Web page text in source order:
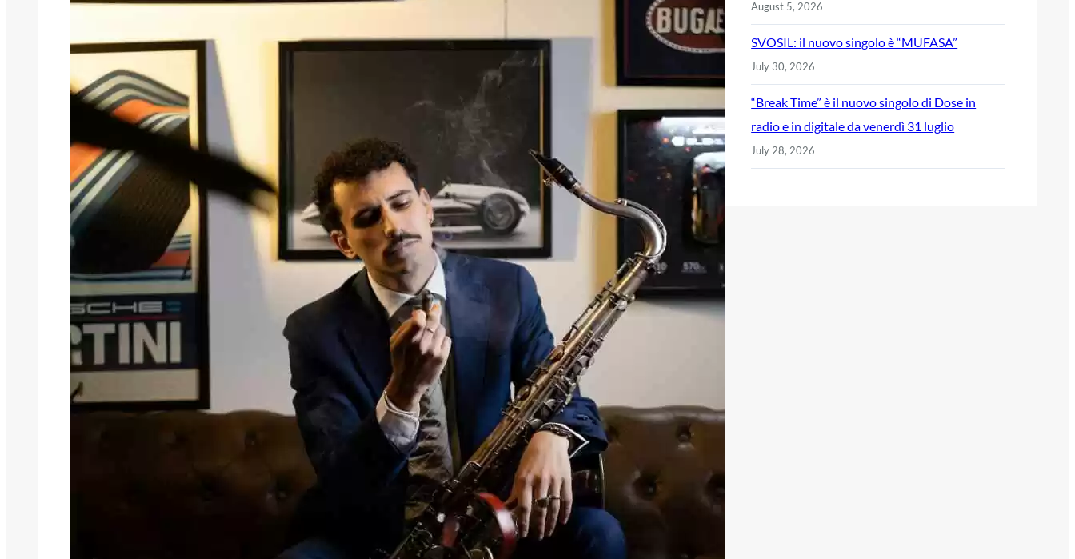
August 5, 2026
SVOSIL: il nuovo singolo è “MUFASA”
July 30, 2026
“Break Time” è il nuovo singolo di Dose in
radio e in digitale da venerdì 31 luglio
July 28, 2026